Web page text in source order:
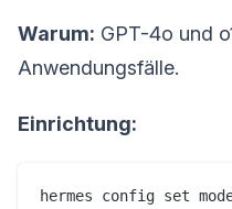
Warum: GPT-4o und
Anwendungsfälle.
Einrichtung:
hermes config set